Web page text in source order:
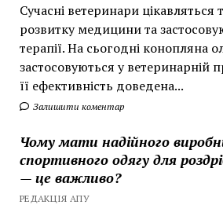
Сучасні ветеринари цікавляться
розвитку медицини та
терапії. На сьогодні конопляна
застосовуються у ветеринарній
її ефективність доведена...
Залишити коментар
Чому мати надійного
спортивного одягу для
— це важливо?
РЕДАКЦІЯ АПУ